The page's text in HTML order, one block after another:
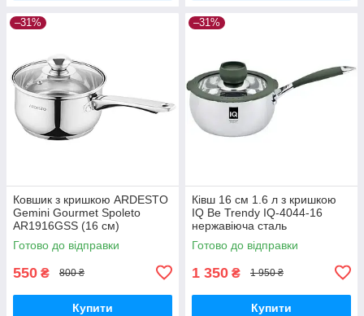
–31%
Ковшик з кришкою ARDESTO
Gemini Gourmet Spoleto
AR1916GSS (16 см)
Готово до відправки
550 ₴ 800 ₴
Купити
–31%
Ківш 16 см 1.6 л з кришкою
IQ Be Trendy IQ-4044-16
нержавіюча сталь
Готово до відправки
1 350 ₴ 1 950 ₴
Купити